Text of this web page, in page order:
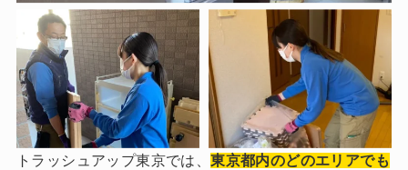
トラッシュアップ東京では、東京都内のどのエリアでも